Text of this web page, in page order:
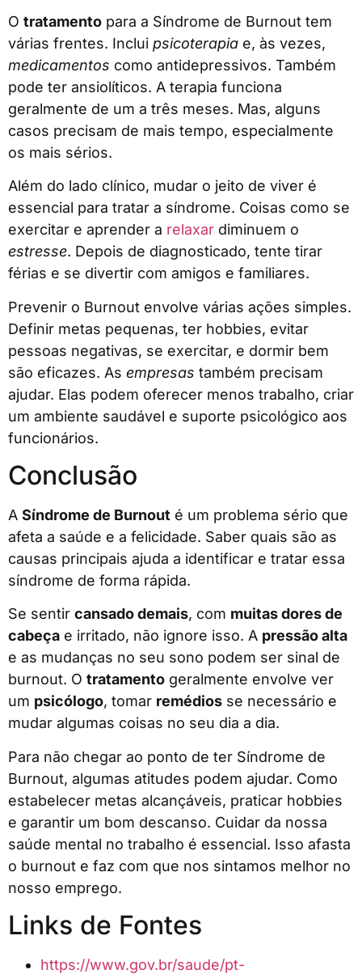
O tratamento para a Síndrome de Burnout tem
várias frentes. Inclui psicoterapia e, às vezes,
medicamentos como antidepressivos. Também
pode ter ansiolíticos. A terapia funciona
geralmente de um a três meses. Mas, alguns
casos precisam de mais tempo, especialmente
os mais sérios.
Além do lado clínico, mudar o jeito de viver é
essencial para tratar a síndrome. Coisas como se
exercitar e aprender a relaxar diminuem o
estresse. Depois de diagnosticado, tente tirar
férias e se divertir com amigos e familiares.
Prevenir o Burnout envolve várias ações simples.
Definir metas pequenas, ter hobbies, evitar
pessoas negativas, se exercitar, e dormir bem
são eficazes. As empresas também precisam
ajudar. Elas podem oferecer menos trabalho, criar
um ambiente saudável e suporte psicológico aos
funcionários.
Conclusão
A Síndrome de Burnout é um problema sério que
afeta a saúde e a felicidade. Saber quais são as
causas principais ajuda a identificar e tratar essa
síndrome de forma rápida.
Se sentir cansado demais, com muitas dores de
cabeça e irritado, não ignore isso. A pressão alta
e as mudanças no seu sono podem ser sinal de
burnout. O tratamento geralmente envolve ver
um psicólogo, tomar remédios se necessário e
mudar algumas coisas no seu dia a dia.
Para não chegar ao ponto de ter Síndrome de
Burnout, algumas atitudes podem ajudar. Como
estabelecer metas alcançáveis, praticar hobbies
e garantir um bom descanso. Cuidar da nossa
saúde mental no trabalho é essencial. Isso afasta
o burnout e faz com que nos sintamos melhor no
nosso emprego.
Links de Fontes
https://www.gov.br/saude/pt-